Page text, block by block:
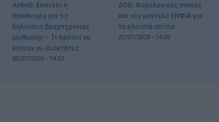
Airbnb: Εκπνέει η
προθεσμία για τις
δηλώσεις βραχυχρόνιας
μίσθωσης – Τι πρέπει να
κάνουν οι ιδιοκτήτες
30/07/2026 - 19:07
ΔΕΘ: Φορολογικές ανάσες
και νέο μοντέλο ΕΝΦΙΑ για
τα κλειστά σπίτια
22/07/2026 - 14:02